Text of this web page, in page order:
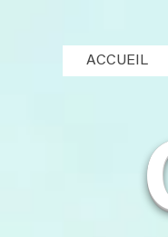
ACCUEIL